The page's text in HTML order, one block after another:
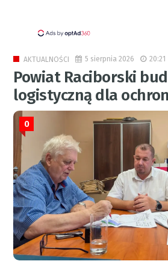
AKTUALNOŚCI 5 sierpnia 2026 20:21
Powiat Raciborski
logistyczną dla
0